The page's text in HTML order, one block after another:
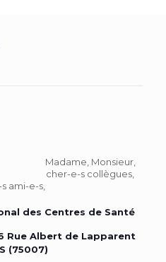
Madame, Monsieur,
cher-e-s collègues,
ami-e-s,
des Centres de Santé
Rue Albert de Lapparent
(75007)